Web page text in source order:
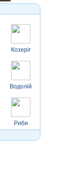
Козеріг
Водолій
Риби